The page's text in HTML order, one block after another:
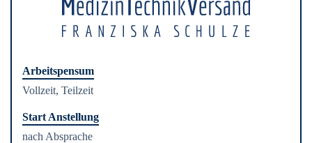
Arbeitspensum
Vollzeit, Teilzeit
Start Anstellung
nach Absprache